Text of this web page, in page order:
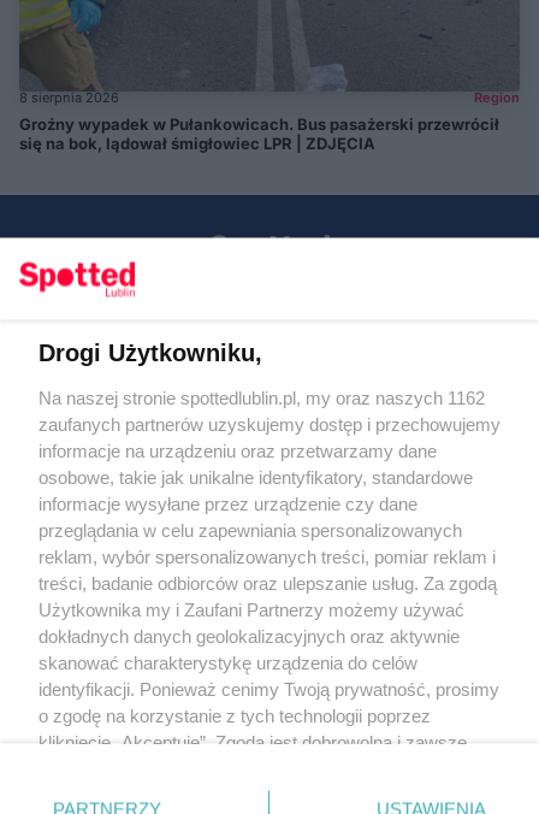
8 sierpnia 2026 Region
Groźny wypadek w Pułankowicach. Bus pasażerski przewrócił
się na bok, lądował śmigłowiec LPR | ZDJĘCIA
KATEGORIE
OGŁOSZENIA
WYDARZENIA
NA SKRÓTY
Regulamin
Polityka prywatności
RODO
Warunki korzystania z treści
Drogi Użytkowniku,
Na naszej stronie spottedlublin.pl, my oraz naszych 1162
zaufanych partnerów uzyskujemy dostęp i przechowujemy
informacje na urządzeniu oraz przetwarzamy dane
osobowe, takie jak unikalne identyfikatory, standardowe
informacje wysyłane przez urządzenie czy dane
przeglądania w celu zapewniania spersonalizowanych
reklam, wybór spersonalizowanych treści, pomiar reklam i
treści, badanie odbiorców oraz ulepszanie usług. Za zgodą
Użytkownika my i Zaufani Partnerzy możemy używać
dokładnych danych geolokalizacyjnych oraz aktywnie
skanować charakterystykę urządzenia do celów
identyfikacji. Ponieważ cenimy Twoją prywatność, prosimy
o zgodę na korzystanie z tych technologii poprzez
kliknięcie „Akceptuję”. Zgoda jest dobrowolna i zawsze
prywatności znajdujący się w lewym dolnym rogu strony
PARTNERZY USTAWIENIA